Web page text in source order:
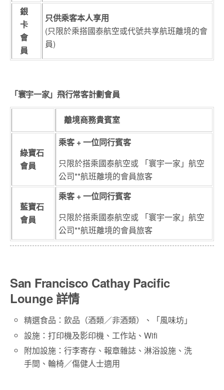
銀
卡
會
員
只供乘客本人享用
(只限於乘搭國泰航空或代號共享航班離境的會
員)
「寰宇一家」飛行常客計劃會員
離境商務貴賓室
綠寶石
會員
乘客 + 一位同行賓客
只限於搭乘國泰航空或 「寰宇一家」航空
公司**航班離境的會員旅客
藍寶石
會員
乘客 + 一位同行賓客
只限於搭乘國泰航空或 「寰宇一家」航空
公司**航班離境的會員旅客
San Francisco Cathay Pacific
Lounge 詳情
精選食品：飲品（酒類／非酒類）、「風味坊」
設施：打印機及影印機、工作站、Wifi
附加設施：行李寄存、報章雜誌、淋浴設施、洗
手間、輪椅／傷健人士適用